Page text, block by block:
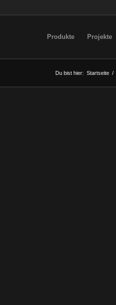
Produkte Projekte
Du bist hier: Startseite /